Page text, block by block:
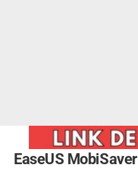
EaseUS MobiSaver